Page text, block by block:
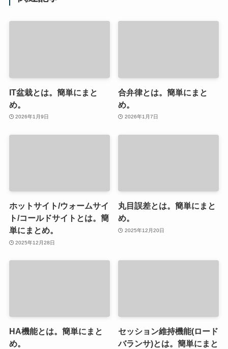
IT盆栽とは。簡単にまと
め。
2026年1月9日
合弁律とは。簡単にまと
め。
2026年1月7日
ホットサイト/ウォームサイ
ト/コールドサイトとは。簡
単にまとめ。
2025年12月28日
丸目誤差とは。簡単にまと
め。
2025年12月20日
HA機能とは。簡単にまと
め。
セッション維持機能(ロード
バランサ)とは。簡単にまと